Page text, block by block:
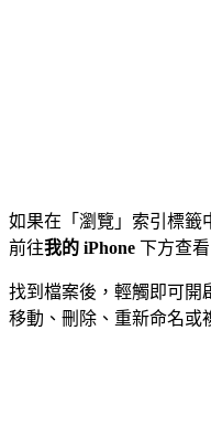
如果在「瀏覽」索引標籤
前往我的 iPhone 下方查看
找到檔案後，輕觸即可開
移動、刪除、重新命名或